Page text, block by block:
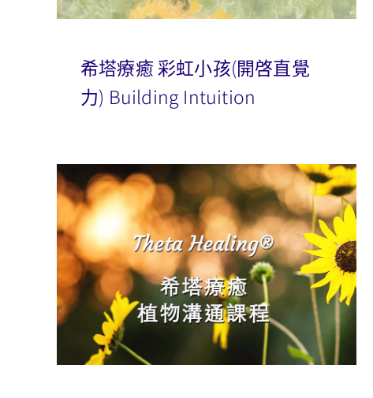
希塔療癒 彩虹小孩(開啓直覺
力) Building Intuition